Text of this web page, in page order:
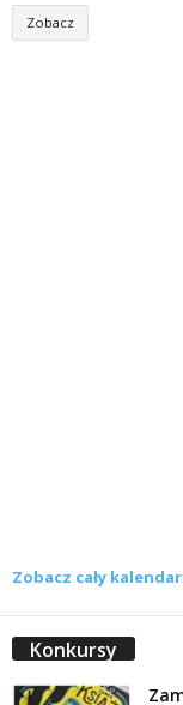
Zobacz
Zobacz cały
Konkursy